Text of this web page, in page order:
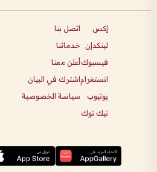
إكس
لينكدإن
فيسبوك
انستغرام
يوتيوب
تيك توك
اتصل بنا
خدماتنا
أعلن معنا
اشترك في البيان
سياسة الخصوصية